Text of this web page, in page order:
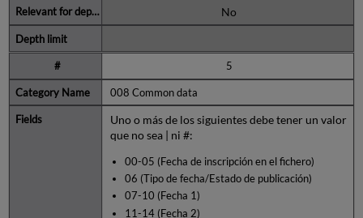
No
5
008 Common data
Uno o más de los siguientes debe tener un valor
que no sea | ni #:
00-05 (Fecha de inscripción en el fichero)
06 (Tipo de fecha/Estado de publicación)
07-10 (Fecha 1)
11-14 (Fecha 2)